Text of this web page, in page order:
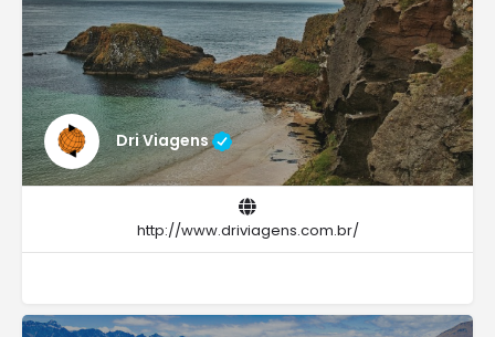
Dri Viagens
http://www.driviagens.com.br/